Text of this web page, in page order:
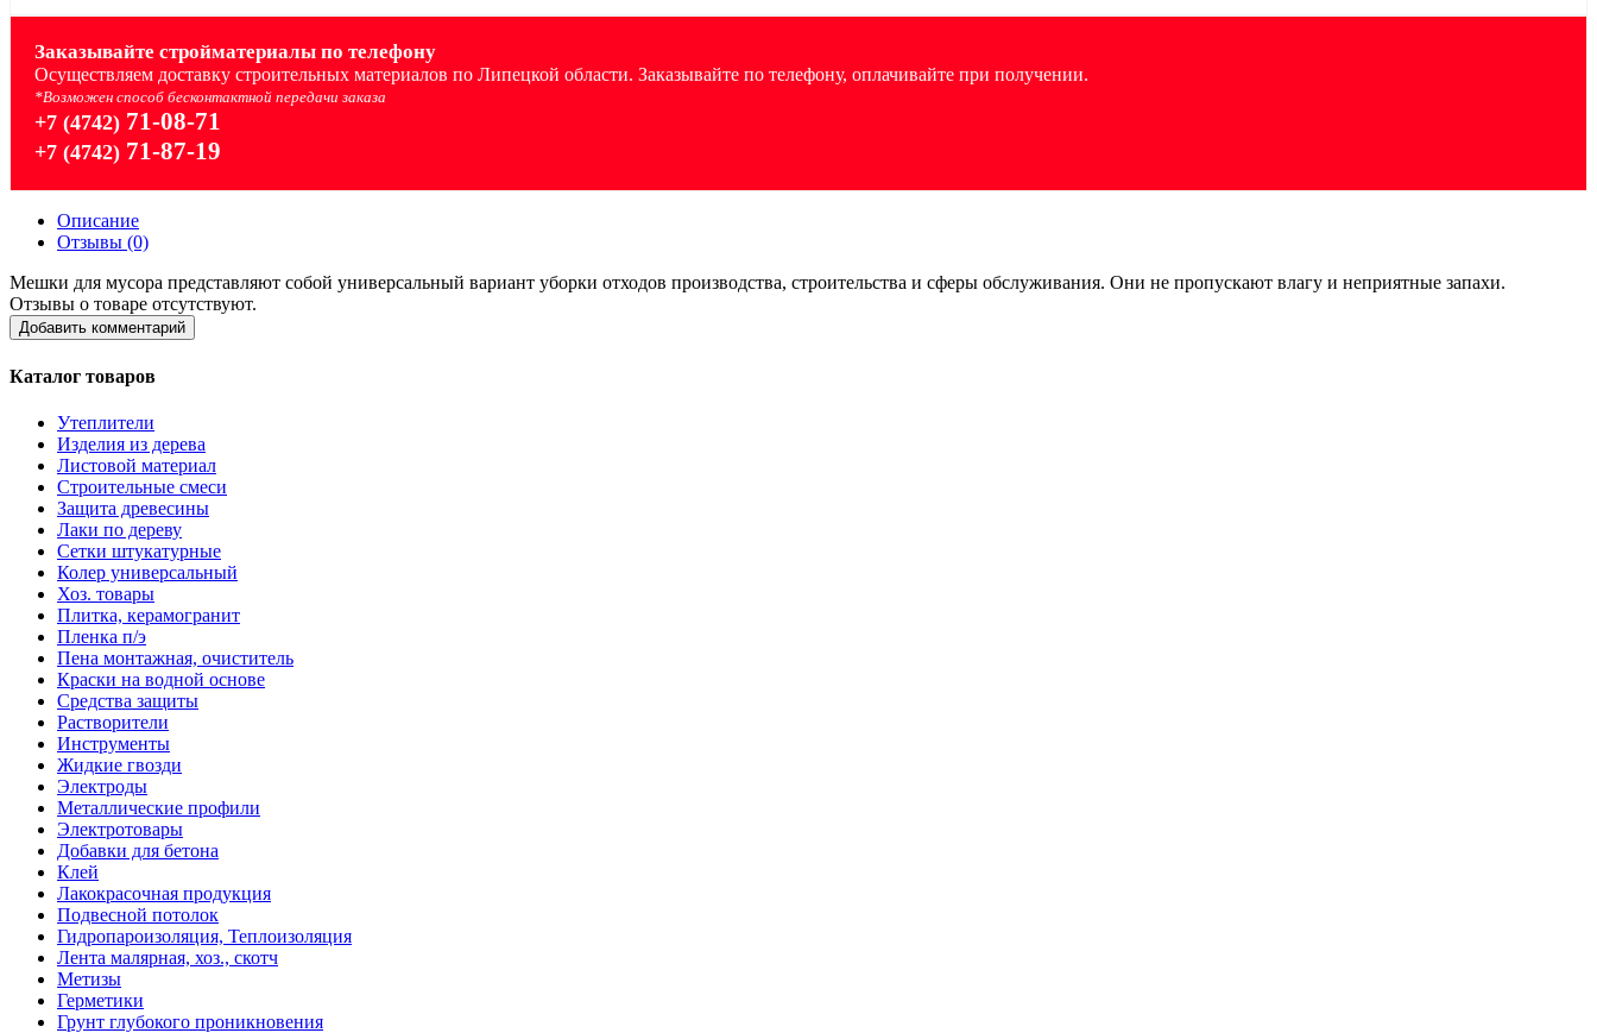
Заказывайте стройматериалы по телефону
Осуществляем доставку строительных материалов по Липецкой области. Заказывайте по телефону, оплачивайте при получении.
*Возможен способ бесконтактной передачи заказа
+7 (4742) 71-08-71
+7 (4742) 71-87-19
Описание
Отзывы (0)
Мешки для мусора представляют собой универсальный вариант уборки отходов производства, строительства и сферы обслуживания. Они не пропускают влагу и неприятные запахи.
Отзывы о товаре отсутствуют.
Добавить комментарий
Каталог товаров
Утеплители
Изделия из дерева
Листовой материал
Строительные смеси
Защита древесины
Лаки по дереву
Сетки штукатурные
Колер универсальный
Хоз. товары
Плитка, керамогранит
Пленка п/э
Пена монтажная, очиститель
Краски на водной основе
Средства защиты
Растворители
Инструменты
Жидкие гвозди
Электроды
Металлические профили
Электротовары
Добавки для бетона
Клей
Лакокрасочная продукция
Подвесной потолок
Гидропароизоляция, Теплоизоляция
Лента малярная, хоз., скотч
Метизы
Герметики
Грунт глубокого проникновения